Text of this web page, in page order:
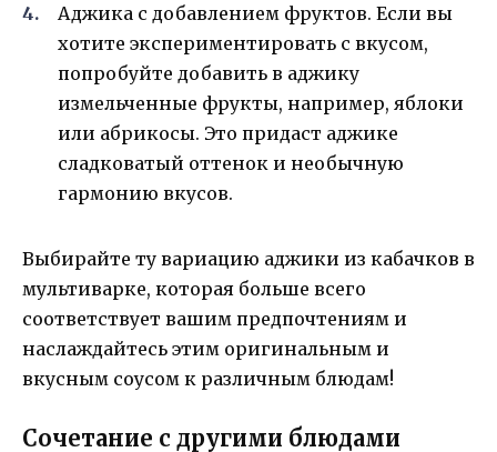
Аджика с добавлением фруктов. Если вы
хотите экспериментировать с вкусом,
попробуйте добавить в аджику
измельченные фрукты, например, яблоки
или абрикосы. Это придаст аджике
сладковатый оттенок и необычную
гармонию вкусов.
Выбирайте ту вариацию аджики из кабачков в
мультиварке, которая больше всего
соответствует вашим предпочтениям и
наслаждайтесь этим оригинальным и
вкусным соусом к различным блюдам!
Сочетание с другими блюдами